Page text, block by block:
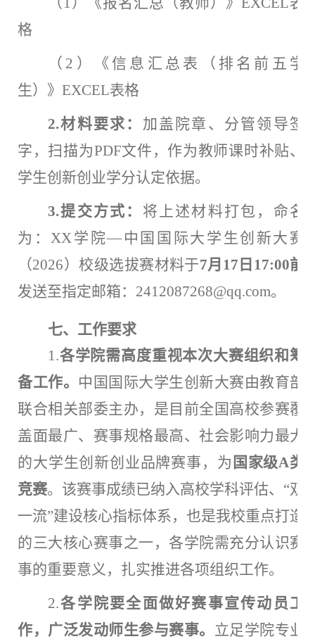
格
（ 2）《信息汇总表（排名前五学
生）》 EXCEL表格
2.材料要求： 加盖院章、分管领导签
字，扫描为PDF文件 ，作为教师课时补贴、
学生创新创业学分认定依据。
3.提交方式： 将上述材料打包，命名
为：XX学院—中国国际大学生创新大赛
（2026）校级选拔赛材料于7月17日17:00前
发送至指定邮箱： 2412087268@qq.com。
七、工作要求
1.各学院需高度重视本次大赛组织和筹
备工作。 中国国际大学生创新大赛由教育部
联合相关部委主办，是目前全国高校参赛覆
盖面最广、赛事规格最高、社会影响力最大
的大学生创新创业品牌赛事，为 国家级A类
竞赛。该赛事成绩已纳入高校学科评估、 “双
一流”建设核心指标体系，也是我校重点打造
的三大核心赛事之一，各学院需充分认识赛
事的重要意义，扎实推进各项组织工作。
2.各学院要全面做好赛事宣传动员工
作，广泛发动师生参与赛事。
立足学院专业